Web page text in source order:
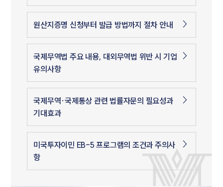
원산지증명 신청부터 발급 방법까지 절차 안내
국제무역법 주요 내용, 대외무역법 위반 시 기업
유의사항
국제무역·국제통상 관련 법률자문의 필요성과
기대효과
미국투자이민 EB-5 프로그램의 조건과 주의사
항